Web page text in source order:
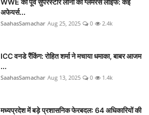
WWE की पूर्व सुपरस्टार लाना की ग्लैमरस लाइफ: कई
अफेयर्स...
SaahasSamachar Aug 25, 2025 0 2.4k
ICC वनडे रैंकिंग: रोहित शर्मा ने मचाया धमाका, बाबर आजम
...
SaahasSamachar Aug 13, 2025 0 1.4k
मध्यप्रदेश में बड़े प्रशासनिक फेरबदल: 64 अधिकारियों की